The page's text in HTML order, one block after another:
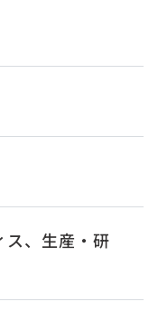
ス、生産・研